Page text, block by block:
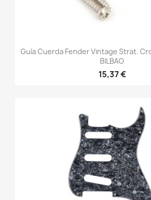
Guía Cuerda Fender Vintage Strat.
BILBAO
15,37 €